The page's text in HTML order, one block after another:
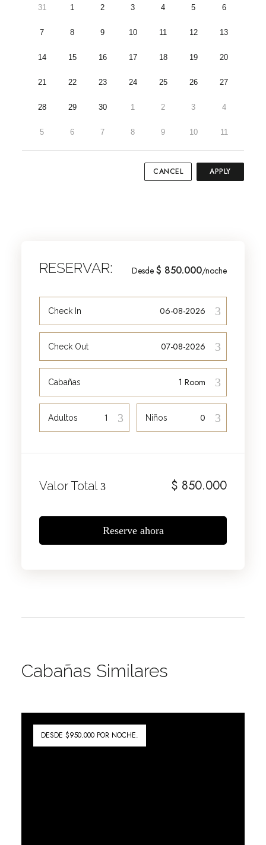
31 1 2 3 4 5 6
7 8 9 10 11 12 13
14 15 16 17 18 19 20
21 22 23 24 25 26 27
28 29 30 1 2 3 4
5 6 7 8 9 10 11
CANCEL APPLY
RESERVAR: Desde$ 850.000/noche
Check In
Check Out
Cabañas
Adultos Niños
Valor Total $ 850.000
Reserve ahora
Cabañas Similares
DESDE $950.000 POR NOCHE.